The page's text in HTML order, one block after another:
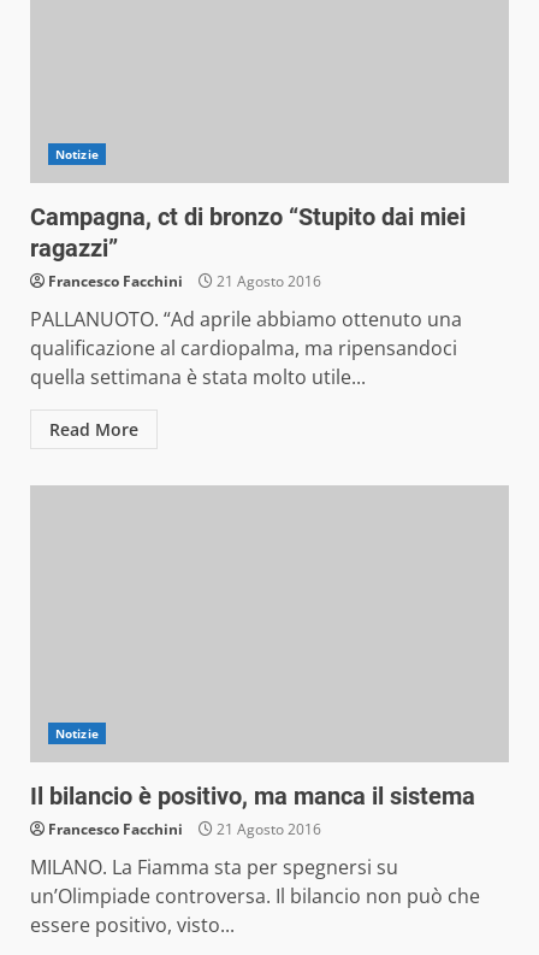
Notizie
Campagna, ct di bronzo “Stupito dai miei
ragazzi”
Francesco Facchini 21 Agosto 2016
PALLANUOTO. “Ad aprile abbiamo ottenuto una
qualificazione al cardiopalma, ma ripensandoci
quella settimana è stata molto utile...
Read More
Notizie
Il bilancio è positivo, ma manca il sistema
Francesco Facchini 21 Agosto 2016
MILANO. La Fiamma sta per spegnersi su
un’Olimpiade controversa. Il bilancio non può che
essere positivo, visto...